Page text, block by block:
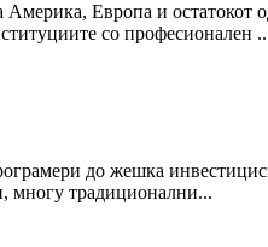
Америка, Европа и остатокот
со професионален
до жешка
многу традиционални...